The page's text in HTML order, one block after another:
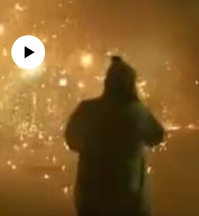
currently available